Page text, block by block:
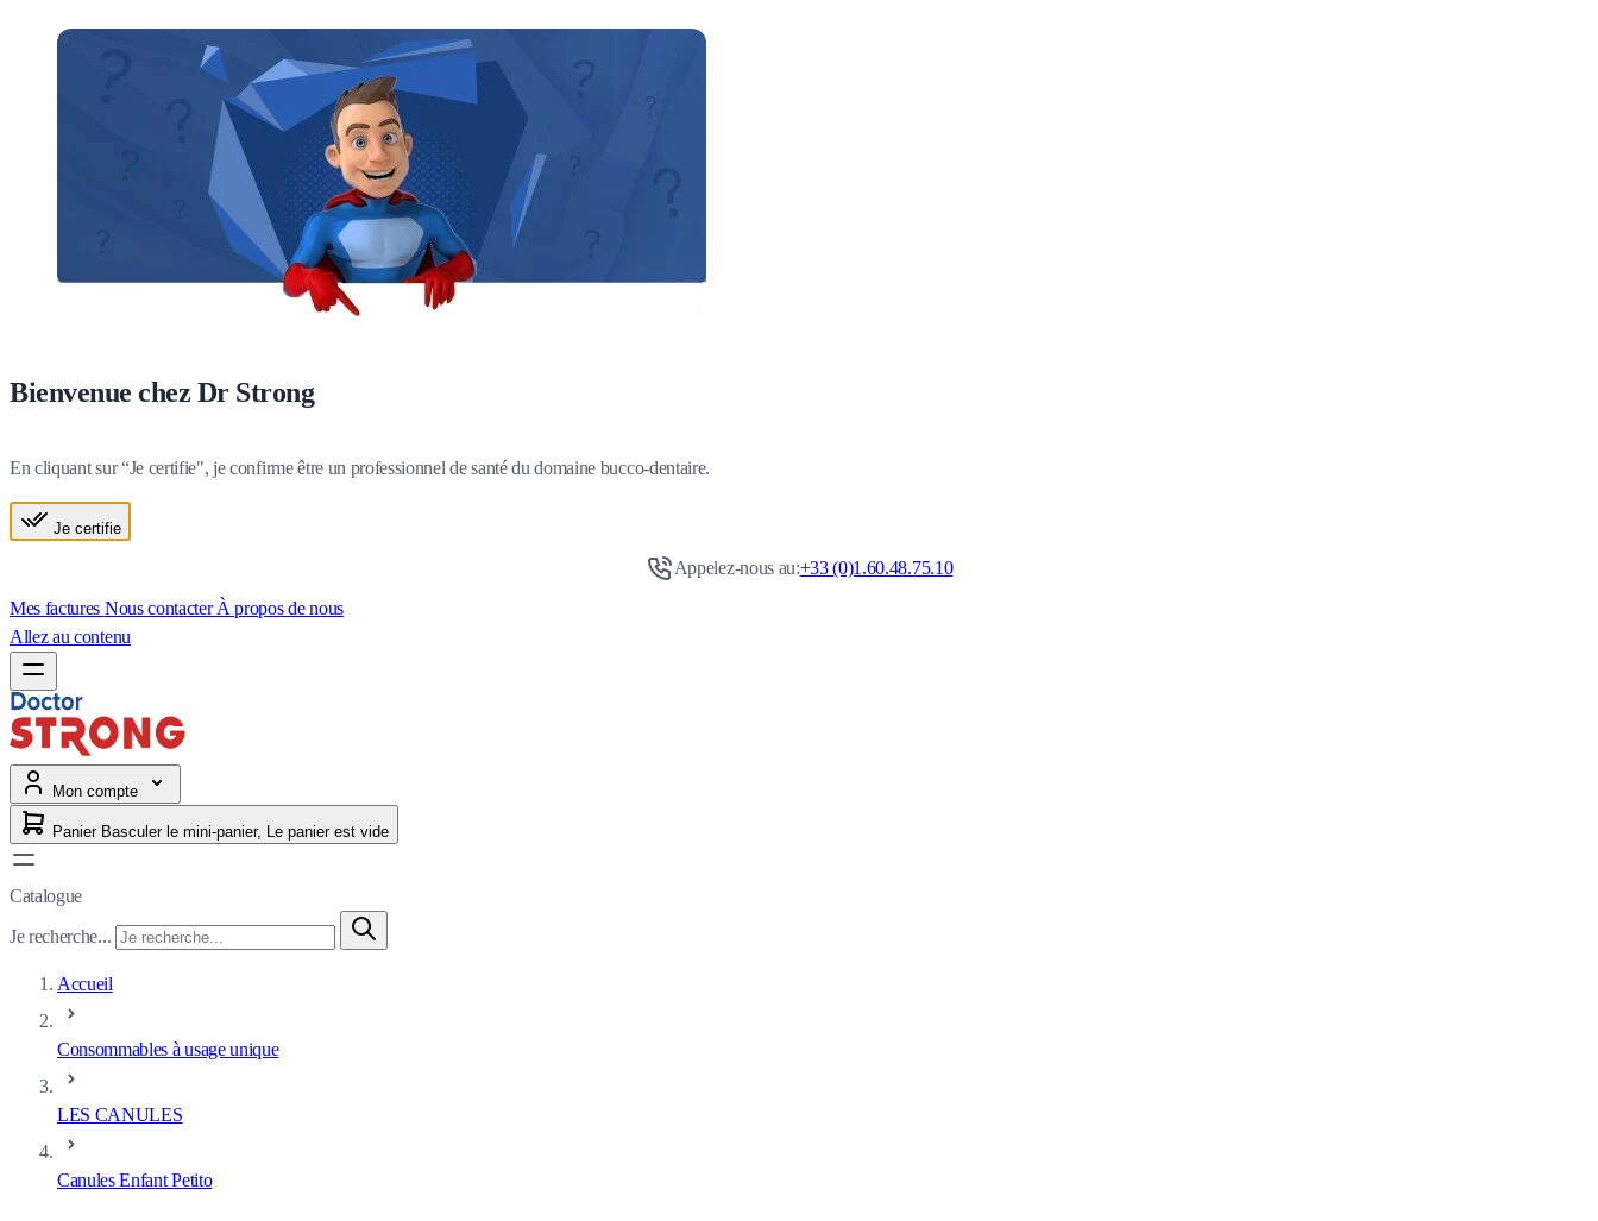
Bienvenue chez Dr Strong
En cliquant sur “Je certifie", je confirme être un professionnel de santé du domaine bucco-dentaire.
Je certifie
Appelez-nous au:+33 (0)1.60.48.75.10
Mes factures Nous contacterÀ propos de nous
Allez au contenu
Mon compte
Panier Basculer le mini-panier, Le panier est vide
Catalogue
Je recherche...
Accueil
Consommables à usage unique
LES CANULES
Canules Enfant Petito